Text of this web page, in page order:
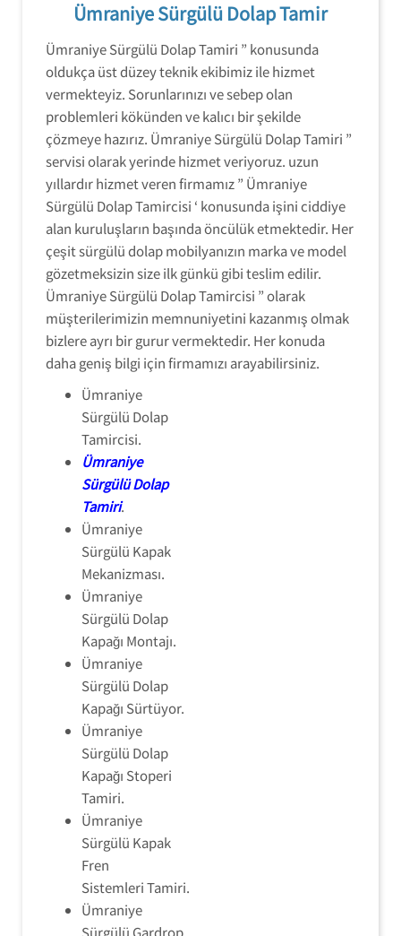
Ümraniye Sürgülü Dolap Tamir
Ümraniye Sürgülü Dolap Tamiri ” konusunda
oldukça üst düzey teknik ekibimiz ile hizmet
vermekteyiz. Sorunlarınızı ve sebep olan
problemleri kökünden ve kalıcı bir şekilde
çözmeye hazırız. Ümraniye Sürgülü Dolap Tamiri ”
servisi olarak yerinde hizmet veriyoruz. uzun
yıllardır hizmet veren firmamız ” Ümraniye
Sürgülü Dolap Tamircisi ‘ konusunda işini ciddiye
alan kuruluşların başında öncülük etmektedir. Her
çeşit sürgülü dolap mobilyanızın marka ve model
gözetmeksizin size ilk günkü gibi teslim edilir.
Ümraniye Sürgülü Dolap Tamircisi ” olarak
müşterilerimizin memnuniyetini kazanmış olmak
bizlere ayrı bir gurur vermektedir. Her konuda
daha geniş bilgi için firmamızı arayabilirsiniz.
Ümraniye
Sürgülü Dolap
Tamircisi.
Ümraniye
Sürgülü Dolap
Tamiri.
Ümraniye
Sürgülü Kapak
Mekanizması.
Ümraniye
Sürgülü Dolap
Kapağı Montajı.
Ümraniye
Sürgülü Dolap
Kapağı Sürtüyor.
Ümraniye
Sürgülü Dolap
Kapağı Stoperi
Tamiri.
Ümraniye
Sürgülü Kapak
Fren
Sistemleri Tamiri.
Ümraniye
Sürgülü Gardrop